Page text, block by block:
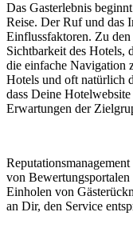
Das Gasterlebnis
Reise. Der Ruf und das
Einflussfaktoren. Zu
Sichtbarkeit des Hotels,
die einfache Navigation
Hotels und oft natürlich
dass Deine
Erwartungen der
von
Einholen von
an Dir, den Service